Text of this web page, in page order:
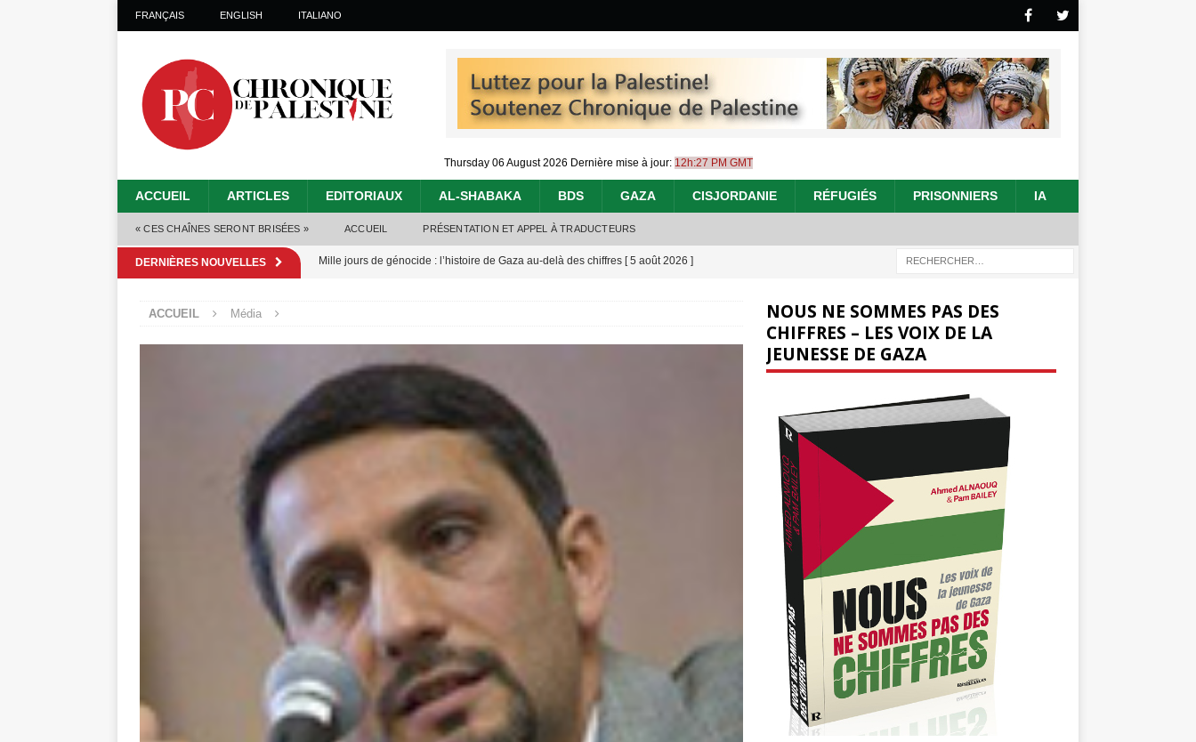
FRANÇAIS ENGLISH ITALIANO
Thursday 06 August 2026 Dernière mise à jour: 12h:27 PM GMT
ACCUEIL ARTICLES EDITORIAUX AL-SHABAKA BDS GAZA CISJORDANIE RÉFUGIÉS PRISONNIERS IA
« CES CHAÎNES SERONT BRISÉES » ACCUEIL PRÉSENTATION ET APPEL À TRADUCTEURS
DERNIÈRES NOUVELLES Mille jours de génocide : l’histoire de Gaza au-delà des chiffres [ 5 août 2026 ]
Les Israéliens se servent de la Cisjordanie comme d’une poubelle pour leurs déchets
Capituler ou mourir : le « processus de paix » à Gaza et la propagande occidentale
ACCUEIL Média
NOUS NE SOMMES PAS DES
CHIFFRES – LES VOIX DE LA
JEUNESSE DE GAZA